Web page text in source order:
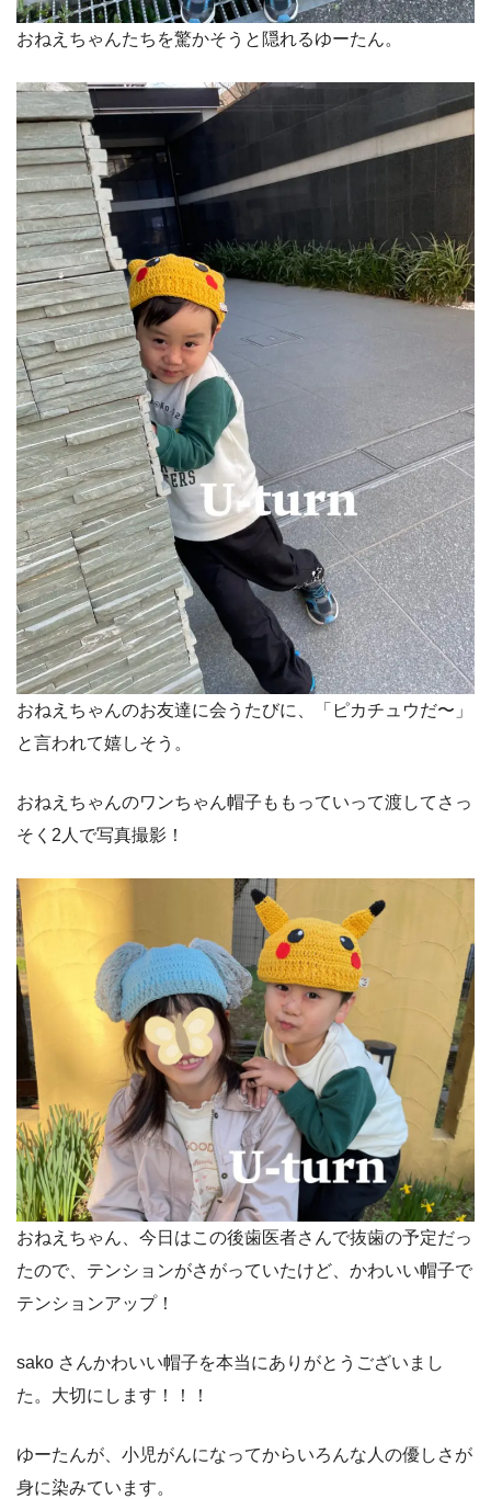
おねえちゃんたちを驚かそうと隠れるゆーたん。
おねえちゃんのお友達に会うたびに、「ピカチュウだ〜」
と言われて嬉しそう。
おねえちゃんのワンちゃん帽子ももっていって渡してさっ
そく2人で写真撮影！
おねえちゃん、今日はこの後歯医者さんで抜歯の予定だっ
たので、テンションがさがっていたけど、かわいい帽子で
テンションアップ！
sako さんかわいい帽子を本当にありがとうございまし
た。大切にします！！！
ゆーたんが、小児がんになってからいろんな人の優しさが
身に染みています。